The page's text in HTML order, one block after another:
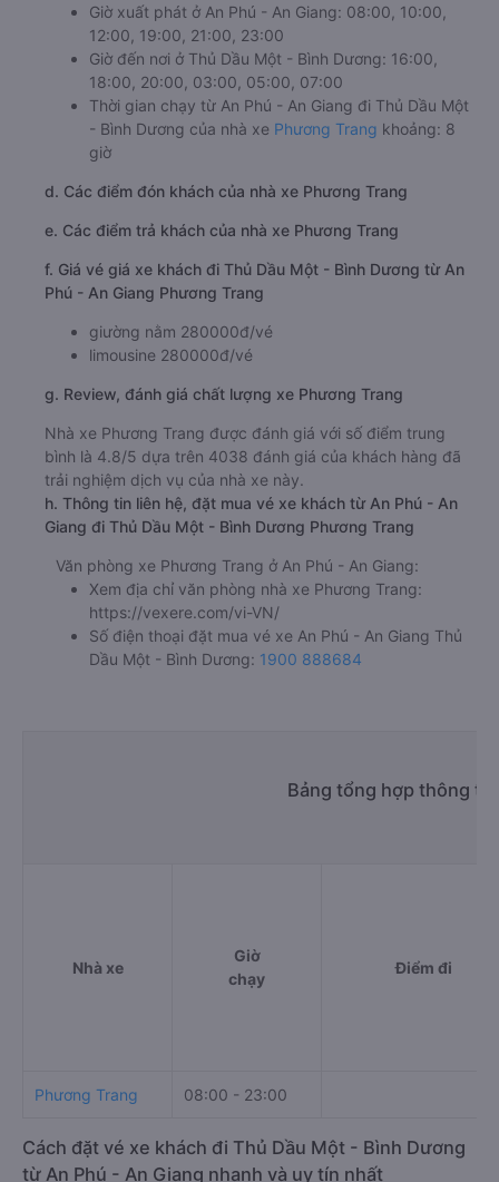
Giờ xuất phát ở An Phú - An Giang: 08:00, 10:00,
12:00, 19:00, 21:00, 23:00
Giờ đến nơi ở Thủ Dầu Một - Bình Dương: 16:00,
18:00, 20:00, 03:00, 05:00, 07:00
Thời gian chạy từ An Phú - An Giang đi Thủ Dầu Một
- Bình Dương của nhà xe Phương Trang khoảng: 8
giờ
d. Các điểm đón khách của nhà xe Phương Trang
e. Các điểm trả khách của nhà xe Phương Trang
f. Giá vé giá xe khách đi Thủ Dầu Một - Bình Dương từ An
Phú - An Giang Phương Trang
giường nằm 280000đ/vé
limousine 280000đ/vé
g. Review, đánh giá chất lượng xe Phương Trang
Nhà xe Phương Trang được đánh giá với số điểm trung
bình là 4.8/5 dựa trên 4038 đánh giá của khách hàng đã
trải nghiệm dịch vụ của nhà xe này.
h. Thông tin liên hệ, đặt mua vé xe khách từ An Phú - An
Giang đi Thủ Dầu Một - Bình Dương Phương Trang
Văn phòng xe Phương Trang ở An Phú - An Giang:
Xem địa chỉ văn phòng nhà xe Phương Trang:
https://vexere.com/vi-VN/
Số điện thoại đặt mua vé xe An Phú - An Giang Thủ
Dầu Một - Bình Dương: 1900 888684
Bảng tổng hợp thông
Nhà xe
Giờ
chạy
Điểm đi
Phương Trang 08:00 - 23:00
Cách đặt vé xe khách đi Thủ Dầu Một - Bình Dương
từ An Phú - An Giang nhanh và uy tín nhất